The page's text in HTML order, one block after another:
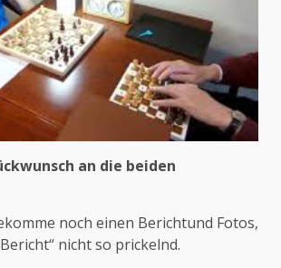
an die beiden
noch einen Berichtund Fotos,
nicht so prickelnd.